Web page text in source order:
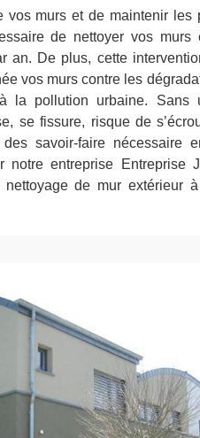
vos murs et de maintenir les
de nettoyer vos murs
an. De plus, cette
vos murs contre les
la pollution urbaine. Sans
se fissure, risque de
des savoir-faire nécessaire
notre entreprise Entreprise
de mur extérieur